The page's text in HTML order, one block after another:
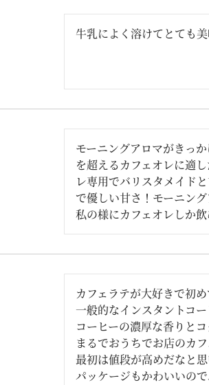
牛乳によく溶けてとても
モーニングアロマがきっ
を超えるカフェオレに適
レ専用でバリスタメイド
で優しい甘さ！モーニン
私の様にカフェオレしか
カフェラテが大好きで初め
一般的なインスタントコ
コーヒーの濃厚な香りと
まるでおうちでお店のカ
最初は値段が高めだなと
パッケージもかわいいの